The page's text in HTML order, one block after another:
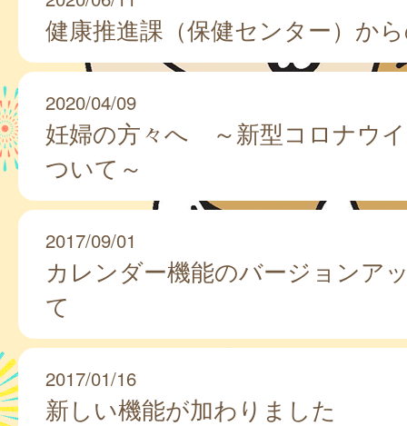
健康推進課（保健センター）か
2020/04/09
妊婦の方々へ ～新型コロナウ
ついて～
2017/09/01
カレンダー機能のバージョンア
て
2017/01/16
新しい機能が加わりました